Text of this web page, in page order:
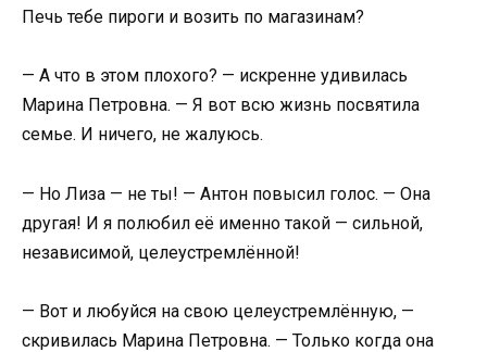
Печь тебе пироги и возить по магазинам?
— А что в этом плохого? — искренне удивилась
Марина Петровна. — Я вот всю жизнь посвятила
семье. И ничего, не жалуюсь.
— Но Лиза — не ты! — Антон повысил голос. — Она
другая! И я полюбил её именно такой — сильной,
независимой, целеустремлённой!
— Вот и любуйся на свою целеустремлённую, —
скривилась Марина Петровна. — Только когда она